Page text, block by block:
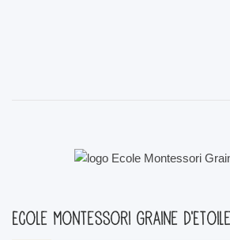
Ecole Montessori Graine d'Etoile